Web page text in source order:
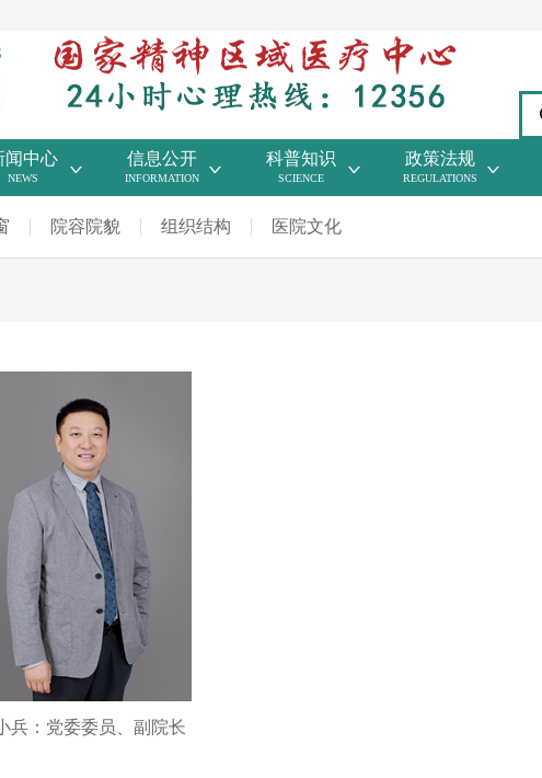
闻中心
NEWS
信息公开
INFORMATION
科普知识
SCIENCE
政策法规
REGULATIONS
院容院貌 组织结构 医院文化
兵：党委委员、副院长